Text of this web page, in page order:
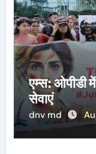
एम्स: ओपीडी
सेवाएं
dnv md